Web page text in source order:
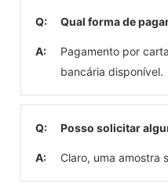
Q: Qual forma de
A:
Pagamento por
bancária disponível.
Q: Posso solicitar
A: Claro, uma amostra